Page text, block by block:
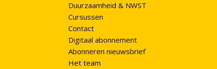
Duurzaamheid & NWST
Cursussen
Contact
Digitaal abonnement
Abonneren nieuwsbrief
Het team